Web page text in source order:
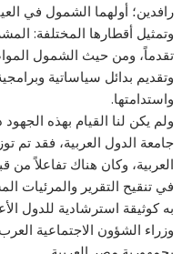
رافدين؛ أولهما الشمول في
وتمثيل أقطارها المختلفة:
تقدماً، ومن حيث الشمول
وتقديم بدائل سياساتية
واستدامتها.
ولم يكن لنا القيام بهذه
جامعة الدول العربية، فقد تم
العربية، وكان هناك تفاعلاً
في تنقيح التقرير والمرئيات
به كوثيقة استرشادية للدول